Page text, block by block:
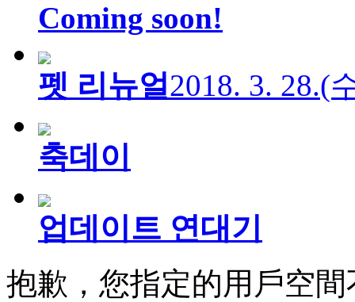
Coming soon!
펫 리뉴얼2018. 3. 28.(
축데이
업데이트 연대기
抱歉，您指定的用戶空間